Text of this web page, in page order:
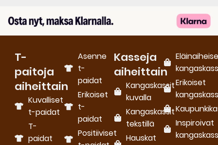
T-
paitoja
aiheittain
Kuvalliset
t-paidat
T-
paidat
Asenne
t-
paidat
Erikoiset
t-
paidat
Positiiviset
Kasseja
aiheittain
Kangaskassit
kuvalla
Kangaskassit
tekstillä
Hauskat
Erikoiset
Inspiroivat